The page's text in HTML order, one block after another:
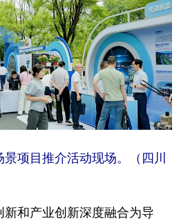
项目推介活动现场。（四川
和产业创新深度融合为导